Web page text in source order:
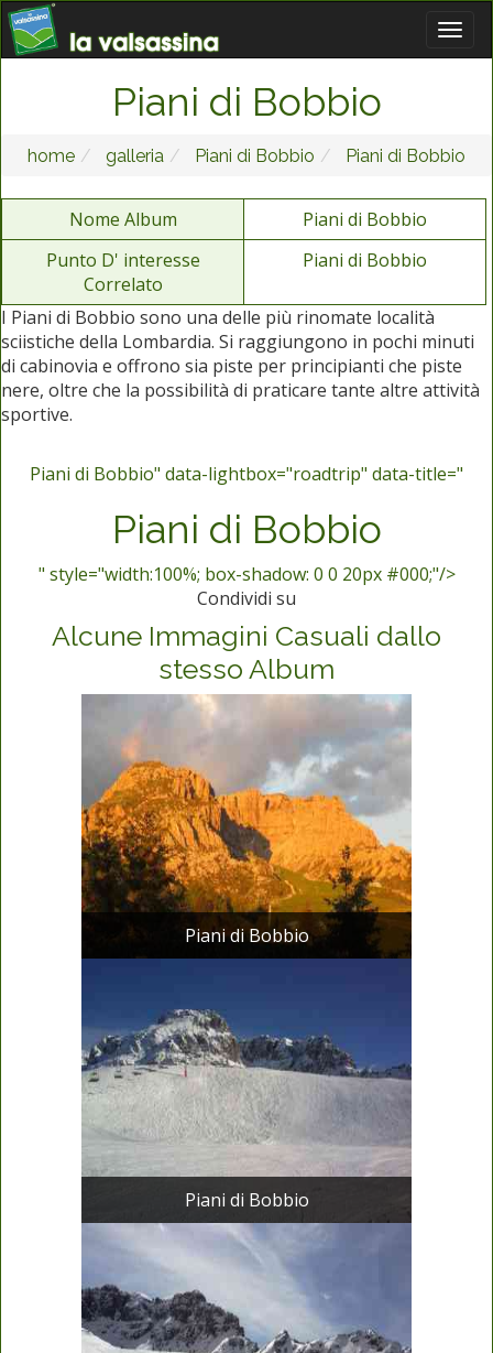
Piani di Bobbio
home galleria Piani di Bobbio Piani di Bobbio
Nome Album
Piani di Bobbio
Punto D' interesse
Correlato
Piani di Bobbio
I Piani di Bobbio sono una delle più rinomate località
sciistiche della Lombardia. Si raggiungono in pochi minuti
di cabinovia e offrono sia piste per principianti che piste
nere, oltre che la possibilità di praticare tante altre attività
sportive.
Piani di Bobbio" data-lightbox="roadtrip" data-title="
Piani di Bobbio
" style="width:100%; box-shadow: 0 0 20px #000;"/>
Condividi su
Alcune Immagini Casuali dallo
stesso Album
Piani di Bobbio
Piani di Bobbio